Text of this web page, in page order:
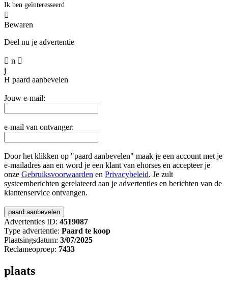
Ik ben geïnteresseerd

Bewaren
Deel nu je advertentie
 n 
j
H paard aanbevelen
Jouw e-mail:
e-mail van ontvanger:
Door het klikken op "paard aanbevelen" maak je een account met je
e-mailadres aan en word je een klant van ehorses en accepteer je
onze Gebruiksvoorwaarden en Privacybeleid. Je zult
systeemberichten gerelateerd aan je advertenties en berichten van de
klantenservice ontvangen.
Advertenties ID: 4519087
Type advertentie: Paard te koop
Plaatsingsdatum: 3/07/2025
Reclameoproep: 7433
plaats